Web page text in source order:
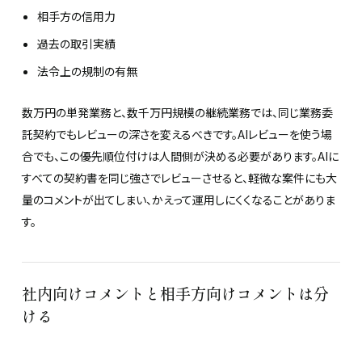
相手方の信用力
過去の取引実績
法令上の規制の有無
数万円の単発業務と、数千万円規模の継続業務では、同じ業務委
託契約でもレビューの深さを変えるべきです。AIレビューを使う場
合でも、この優先順位付けは人間側が決める必要があります。AIに
すべての契約書を同じ強さでレビューさせると、軽微な案件にも大
量のコメントが出てしまい、かえって運用しにくくなることがありま
す。
社内向けコメントと相手方向けコメントは分
ける